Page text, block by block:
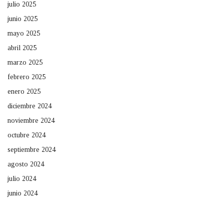
julio 2025
junio 2025
mayo 2025
abril 2025
marzo 2025
febrero 2025
enero 2025
diciembre 2024
noviembre 2024
octubre 2024
septiembre 2024
agosto 2024
julio 2024
junio 2024